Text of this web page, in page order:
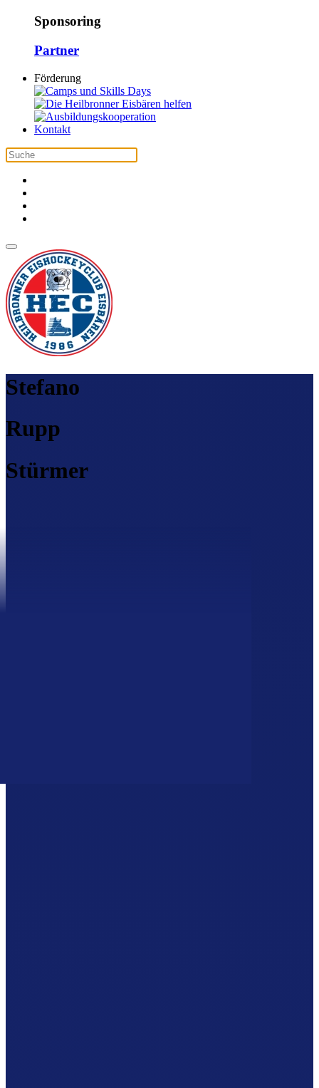
Sponsoring
Partner
Förderung
Kontakt
Stefano
Rupp
Stürmer